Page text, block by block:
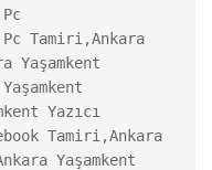
Tamiri,Ankara
Yaşamkent
Yazıcı
Tamiri,Ankara
Yaşamkent